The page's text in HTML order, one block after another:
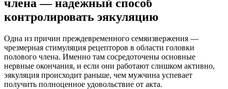
члена — надежный способ
контролировать эякуляцию
Одна из причин преждевременного семяизвержения —
чрезмерная стимуляция рецепторов в области головки
полового члена. Именно там сосредоточены основные
нервные окончания, и если они работают слишком активно,
эякуляция происходит раньше, чем мужчина успевает
получить полноценное удовольствие от акта.